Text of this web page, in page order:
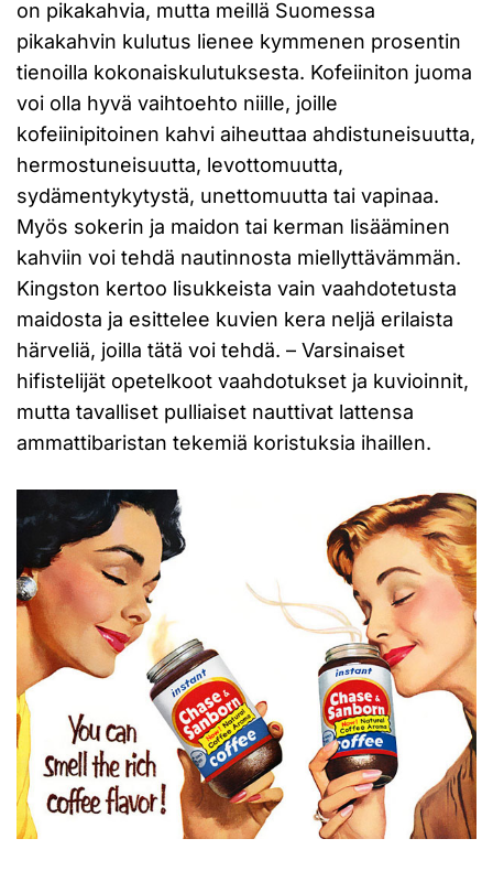
on pikakahvia, mutta meillä Suomessa
pikakahvin kulutus lienee kymmenen prosentin
tienoilla kokonaiskulutuksesta. Kofeiiniton juoma
voi olla hyvä vaihtoehto niille, joille
kofeiinipitoinen kahvi aiheuttaa ahdistuneisuutta,
hermostuneisuutta, levottomuutta,
sydämentykytystä, unettomuutta tai vapinaa.
Myös sokerin ja maidon tai kerman lisääminen
kahviin voi tehdä nautinnosta miellyttävämmän.
Kingston kertoo lisukkeista vain vaahdotetusta
maidosta ja esittelee kuvien kera neljä erilaista
härveliä, joilla tätä voi tehdä. – Varsinaiset
hifistelijät opetelkoot vaahdotukset ja kuvioinnit,
mutta tavalliset pulliaiset nauttivat lattensa
ammattibaristan tekemiä koristuksia ihaillen.